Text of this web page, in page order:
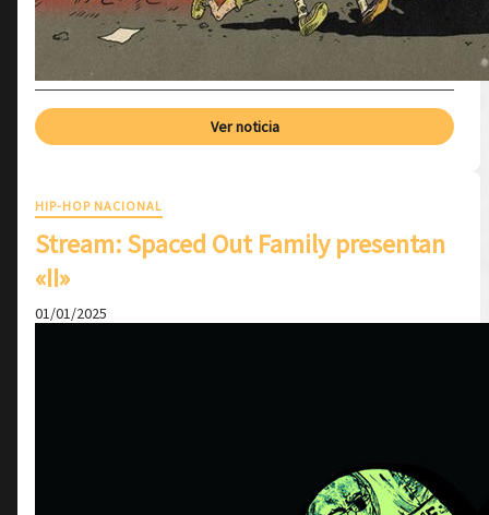
Ver noticia
HIP-HOP NACIONAL
Stream: Spaced Out Family presentan
«II»
01/01/2025